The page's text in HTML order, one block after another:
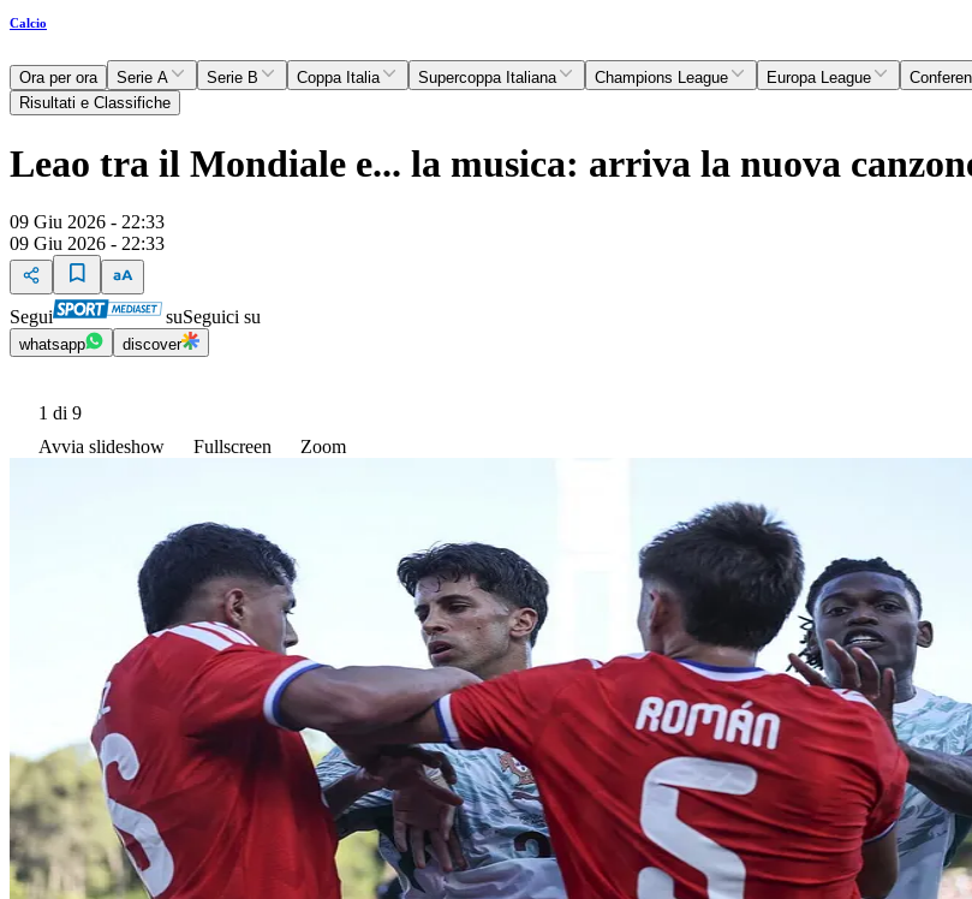
Calcio
Ora per ora Serie A Serie B Coppa Italia Supercoppa Italiana Champions League Europa League
Risultati e Classifiche
Leao tra il Mondiale e... la musica: arriva la nuova
09 Giu 2026 - 22:33
09 Giu 2026 - 22:33
Segui suSeguici su
whatsapp discover
1 di 9
Avvia slideshow
Fullscreen Zoom